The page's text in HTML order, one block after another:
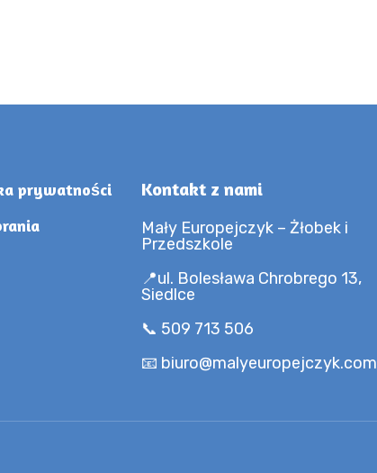
prywatności
Kontakt z nami
Mały Europejczyk – Żłobek i
Przedszkole
📍ul. Bolesława Chrobrego 13,
Siedlce
📞 509 713 506
📧 biuro@malyeuropejczyk.com